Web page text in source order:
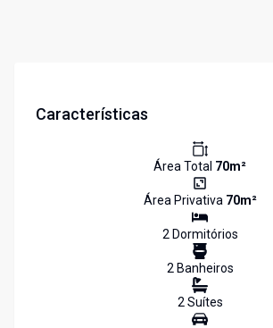
Características
Área Total 70m²
Área Privativa 70m²
2Dormitórios
2Banheiros
2Suítes